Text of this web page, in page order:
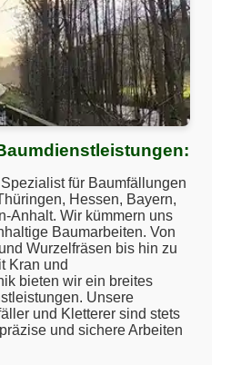
für Baumfällungen
Hessen, Bayern,
Anhalt. Wir kümmern uns
Baumarbeiten. Von
Wurzelfräsen bis hin zu
Kran und
bieten wir ein breites
Unsere
und Kletterer sind stets
und sichere Arbeiten